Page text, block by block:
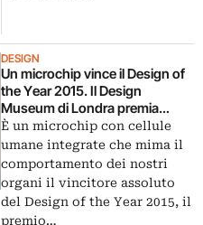
DESIGN
Un microchip vince il Design of
the Year 2015. Il Design
Museum di Londra premia
Human Organ-on-Chips,
dispositivo che mima gli organi
umani
È un microchip con cellule
umane integrate che mima il
comportamento dei nostri
organi il vincitore assoluto
del Design of the Year 2015, il
premio…